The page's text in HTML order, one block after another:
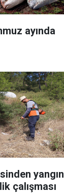
ayında
yangın
çalışması